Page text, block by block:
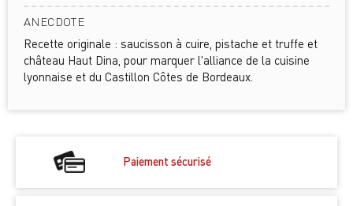
ANECDOTE
Recette originale : saucisson à cuire, pistache et truffe et
château Haut Dina, pour marquer l'alliance de la cuisine
lyonnaise et du Castillon Côtes de Bordeaux.
Paiement sécurisé